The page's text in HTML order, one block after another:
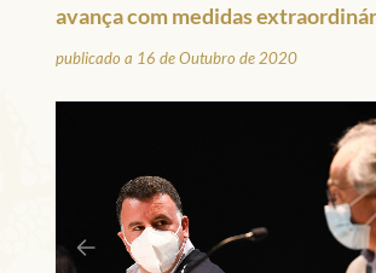
avança com medidas
publicado a 16 de Outubro de 2020